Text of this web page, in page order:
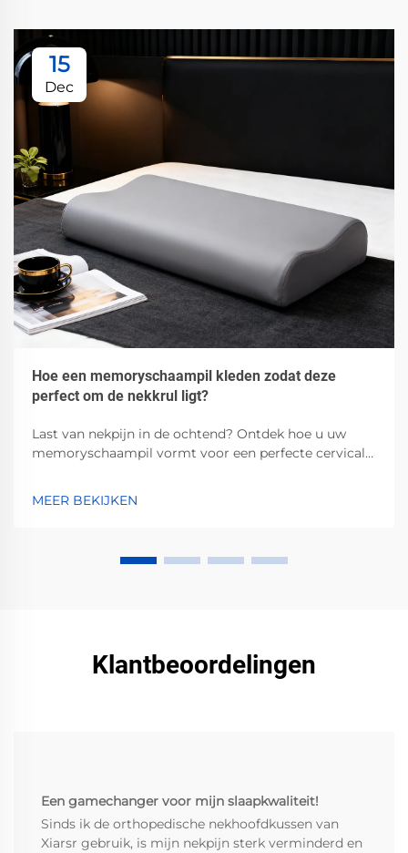
15
Dec
Hoe een memoryschaampil kleden zodat deze
perfect om de nekkrul ligt?
Last van nekpijn in de ochtend? Ontdek hoe u uw
memoryschaampil vormt voor een perfecte cervicale
MEER BEKIJKEN
Klantbeoordelingen
Een gamechanger voor mijn slaapkwaliteit!
Sinds ik de orthopedische nekhoofdkussen van
Xiarsr gebruik, is mijn nekpijn sterk verminderd en